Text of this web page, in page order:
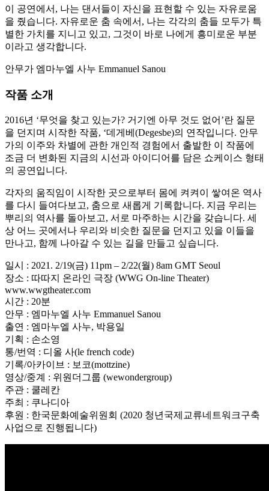
이 공연에서, 나는 댄서들이 자신을 표현할 수 있는 자유로움
을 줬습니다. 자유로운 춤 속에서, 나는 각각의 춤들 모두가 특
별한 가치를 지니고 있고, 그것이 바로 나에게 흥미로운 부분
이라고 생각합니다.
안무가 엠마누엘 사누 Emmanuel Sanou
작품 소개
2016년 ‘무엇을 찾고 있는가? 거기엔 아무 것도 없어’란 질문
을 던지며 시작한 작품, ‘데게베(Degesbe)의 연작입니다. 안무
가의 이주와 차별에 관한 개인적 경험에서 출발한 이 작품에
조금 더 변화된 지금의 시선과 아이디어를 담은 쇼케이스 형태
의 공연입니다.
각자의 움직임이 시작한 곳으로부터 몸에 켜켜이 쌓여온 역사
를 다시 들여다보고, 춤으로 새롭게 기록합니다. 지금 우리는
뿌리의 역사를 돌아보고, 서로 마주하는 시간을 갖습니다. 세
상 어느 곳에서나 우리와 비슷한 질문을 던지고 있을 이들을
만나고, 함께 나아갈 수 있는 길을 만들고 싶습니다.
일시 : 2021. 2/19(금) 11pm – 2/22(월) 8am GMT Seoul
장소 : 따따지 온라인 극장 (WWG On-line Theater)
www.wwgtheater.com
시간 : 20분
안무 : 엠마누엘 사누 Emmanuel Sanou
출연 : 엠마누엘 사누, 박용일
기획 : 손소영
통/번역 : 디올 사(le french code)
기록/아카이브 : 보코(mottzine)
영상/중계 : 위원더그룹 (wewondergroup)
주관 : 쿨레칸
주최 : 쿠나디아
후원 : 한국문화예술위원회 (2020 청년국제교류네트워크구축
사업으로 진행됩니다)